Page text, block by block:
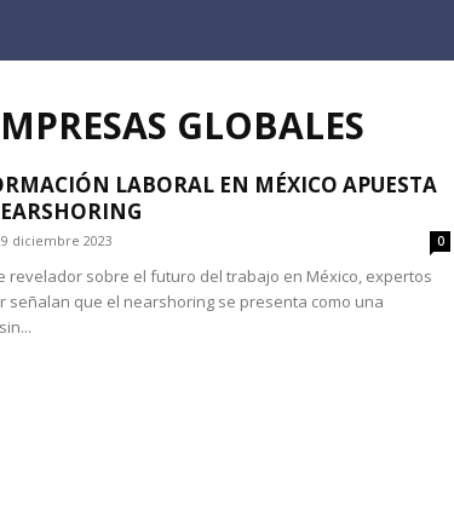
GLOBALES
LABORAL EN MÉXICO APUESTA
diciembre 2023 0
revelador sobre el futuro del trabajo en México, expertos
señalan que el nearshoring se presenta como una